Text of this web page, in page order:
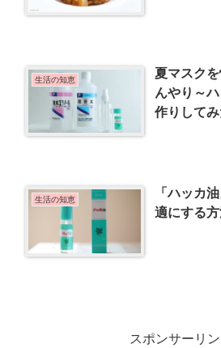
生活の知恵
夏マスク
んやり～
作りしてみ
生活の知恵
「ハッカ
適にする方
スポンサーリン